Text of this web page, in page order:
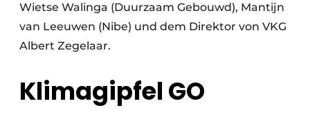
Wietse Walinga (Duurzaam Gebouwd), Mantijn
van Leeuwen (Nibe) und dem Direktor von VKG
Albert Zegelaar.
Klimagipfel GO